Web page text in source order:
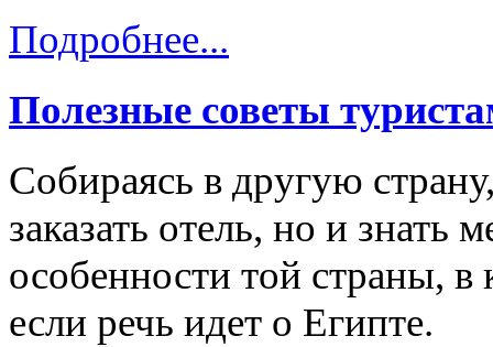
Подробнее...
Полезные советы
Собираясь в другую
заказать отель, но и
особенности той страны,
если речь идет о Египте.